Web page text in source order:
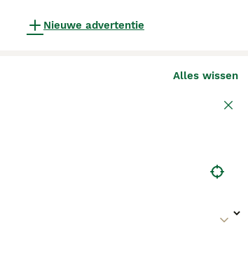
Nieuwe advertentie
Alles wissen